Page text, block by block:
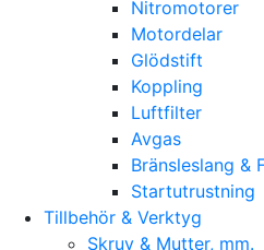
Nitromotorer
Motordelar
Glödstift
Koppling
Luftfilter
Avgas
Bränsleslang &
Startutrustning
Tillbehör & Verktyg
Skruv & Mutter, mm.